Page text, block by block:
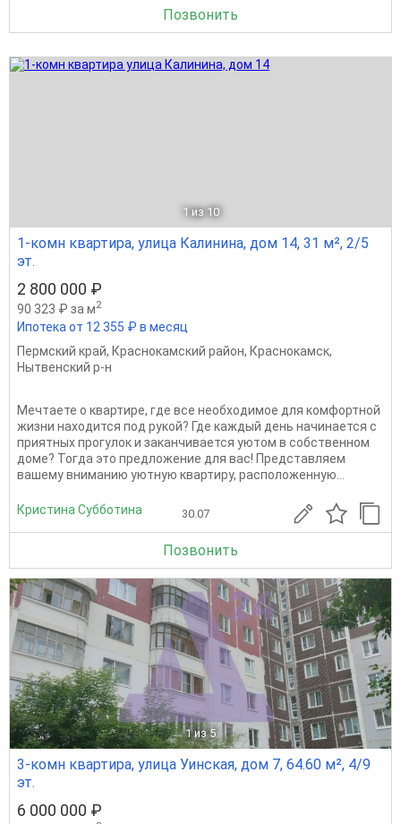
Позвонить
1 из 10
1-комн квартира, улица Калинина, дом 14, 31 м², 2/5
эт.
2 800 000 ₽
90 323 ₽ за м2
Ипотека от 12 355 ₽ в месяц
Пермский край, Краснокамский район, Краснокамск,
Нытвенский р-н
Мечтаете о квартире, где все необходимое для комфортной
жизни находится под рукой? Где каждый день начинается с
приятных прогулок и заканчивается уютом в собственном
доме? Тогда это предложение для вас! Представляем
вашему вниманию уютную квартиру, расположенную...
Кристина Субботина 30.07
Позвонить
1 из 5
3-комн квартира, улица Уинская, дом 7, 64.60 м², 4/9
эт.
6 000 000 ₽